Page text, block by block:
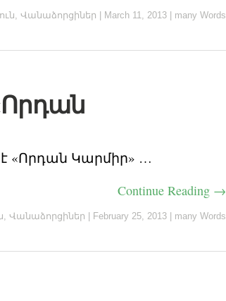
, Վանաձորցիներ March 11, 2013 many Words
«Որդան Կարմիր» …
Continue Reading →
, Վանաձորցիներ February 25, 2013 many Words